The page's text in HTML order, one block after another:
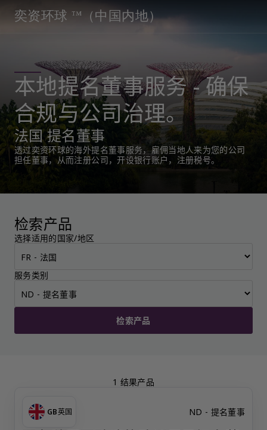
奕资环球 ™（中国内地）
本地提名董事服务 - 确保
合规与公司治理。
法国 提名董事
透过奕资环球的海外提名董事服务，雇佣当地人来为您的公司
担任董事，从而注册公司，开设银行账户，注册税号。
检索产品
选择适用的国家/地区
服务类别
检索产品
1 结果产品
GB英国 ND - 提名董事